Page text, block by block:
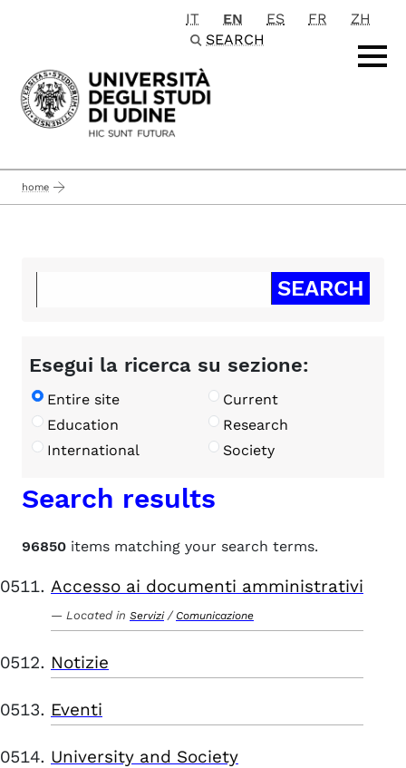
Passa al contenuto principale
IT EN ES FR
ZH
SEARCH
home
Esegui la ricerca su sezione:
Entire site
Current
Education
Research
International
Society
Search results
96850 items matching your search terms.
Accesso ai documenti amministrativi
Located in Servizi / Comunicazione
Notizie
Eventi
University and Society